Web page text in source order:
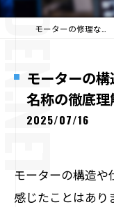
モーターの
名称の徹底
2025/07/16
モーターの構造や
感じたことはあり